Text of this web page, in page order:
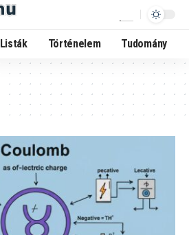
Listák Történelem Tudomány